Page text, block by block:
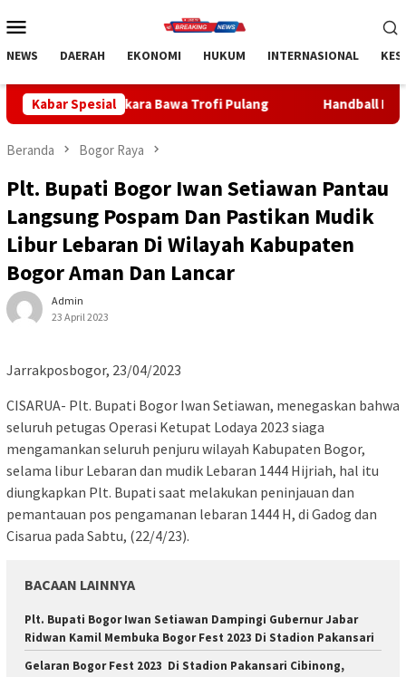
ke
Mobile
NEWS DAERAH EKONOMI HUKUM INTERNASIONAL
Kabar Spesial
Bawa Trofi Pulang Handball Bali Juara Kejurnas U-
Beranda Bogor Raya
Plt. Bupati Bogor Iwan Setiawan Pantau
Langsung Pospam Dan Pastikan Mudik
Libur Lebaran Di Wilayah Kabupaten
Bogor Aman Dan Lancar
Admin
23 April 2023
Jarrakposbogor, 23/04/2023
CISARUA- Plt. Bupati Bogor Iwan Setiawan, menegaskan bahwa
seluruh petugas Operasi Ketupat Lodaya 2023 siaga
mengamankan seluruh penjuru wilayah Kabupaten Bogor,
selama libur Lebaran dan mudik Lebaran 1444 Hijriah, hal itu
diungkapkan Plt. Bupati saat melakukan peninjauan dan
pemantauan pos pengamanan lebaran 1444 H, di Gadog dan
Cisarua pada Sabtu, (22/4/23).
BACAAN LAINNYA
Plt. Bupati Bogor Iwan Setiawan Dampingi Gubernur Jabar
Ridwan Kamil Membuka Bogor Fest 2023 Di Stadion Pakansari
Gelaran Bogor Fest 2023 Di Stadion Pakansari Cibinong,